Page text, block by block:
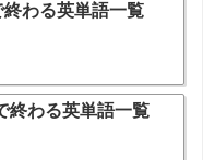
わる英単語一覧
終わる英単語一覧